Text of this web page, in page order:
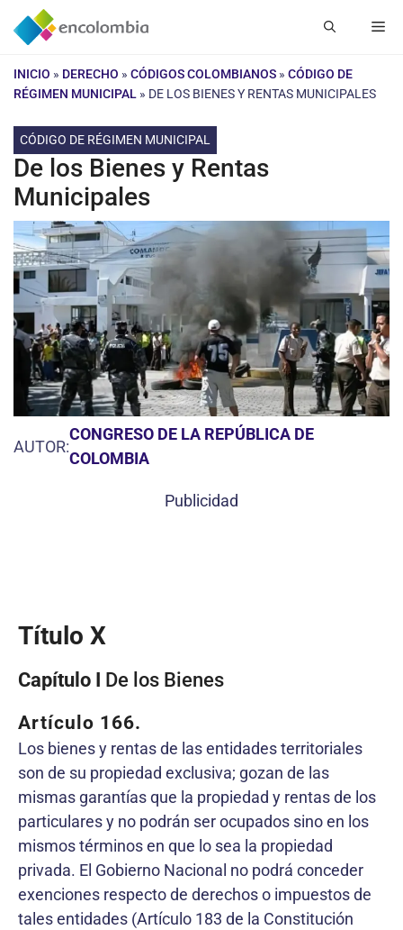
Saltar
INICIO » DERECHO » CÓDIGOS COLOMBIANOS » CÓDIGO DE
RÉGIMEN MUNICIPAL » DE LOS BIENES Y RENTAS MUNICIPALES
CÓDIGO DE RÉGIMEN MUNICIPAL
De los Bienes y Rentas
Municipales
AUTOR:
CONGRESO DE LA REPÚBLICA DE
COLOMBIA
Publicidad
Título X
Capítulo I De los Bienes
Artículo 166.
Los bienes y rentas de las entidades territoriales
son de su propiedad exclusiva; gozan de las
mismas garantías que la propiedad y rentas de los
particulares y no podrán ser ocupados sino en los
mismos términos en que lo sea la propiedad
privada. El Gobierno Nacional no podrá conceder
exenciones respecto de derechos o impuestos de
tales entidades (Artículo 183 de la Constitución